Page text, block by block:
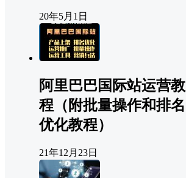
20年5月1日
阿里巴巴国际站运营教
程（附批量操作和排名
优化教程）
21年12月23日